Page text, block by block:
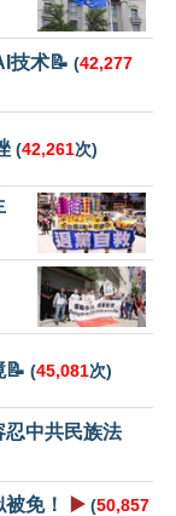
技术📝 (42,277
(42,261次)
📝 (45,081次)
忍中共民族法
免！ ▶️ (50,857